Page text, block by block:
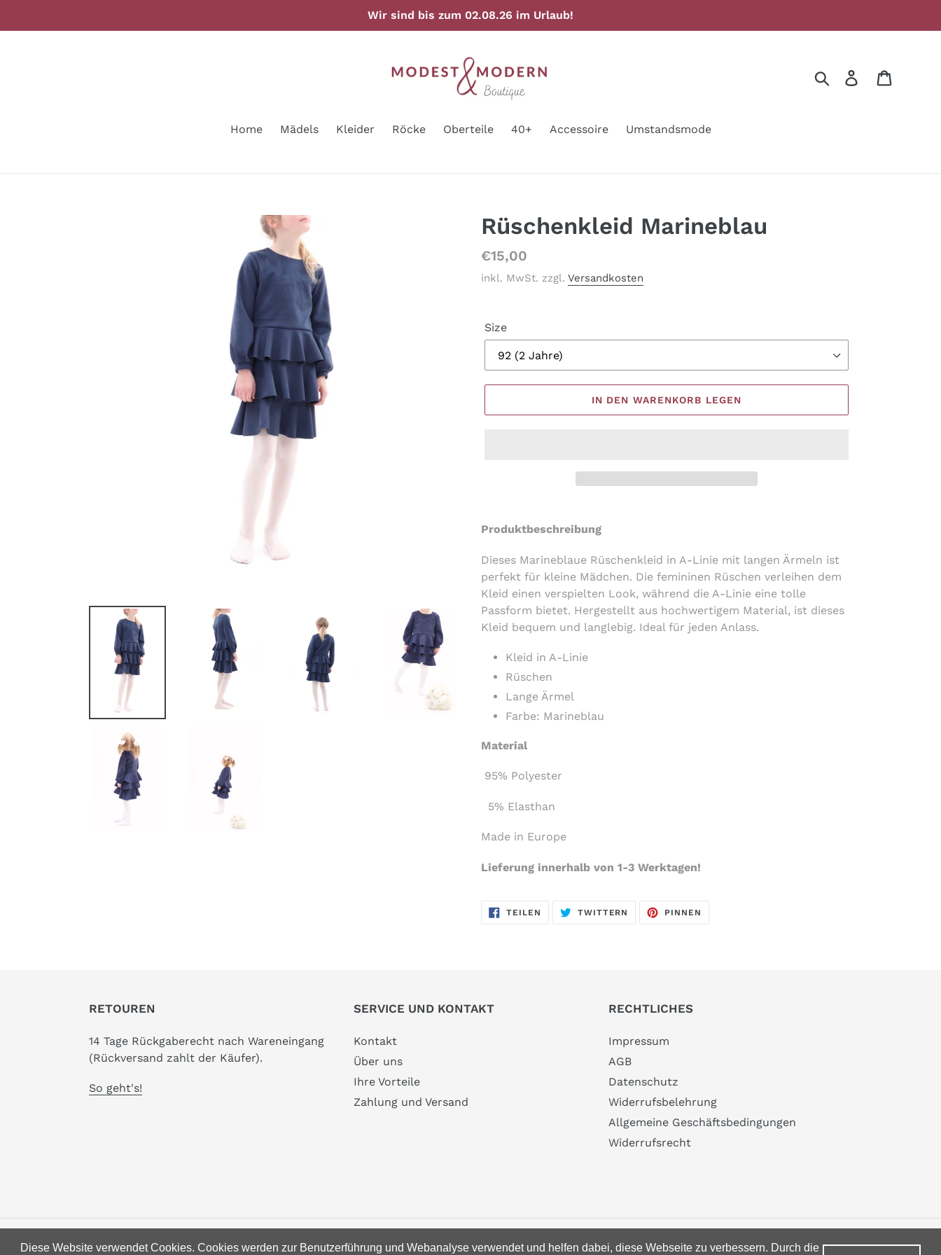
Diese Website verwendet Cookies. Cookies werden zur Benutzerführung und Webanalyse verwendet und helfen dabei, diese Webseite zu verbessern. Durch die
Wir sind bis zum 02.08.26 im Urlaub!
SuchenEinloggen
Home Mädels Kleider Röcke Oberteile 40+ Accessoire Umstandsmode
Rüschenkleid Marineblau
Normaler
Preis
€15,00
inkl. MwSt. zzgl. Versandkosten
Size
IN DEN WARENKORB LEGEN
wird
Warenkorb
hinzugefügt
Produktbeschreibung
Dieses Marineblaue Rüschenkleid in A-Linie mit langen Ärmeln ist
perfekt für kleine Mädchen. Die femininen Rüschen verleihen dem
Kleid einen verspielten Look, während die A-Linie eine tolle
Passform bietet. Hergestellt aus hochwertigem Material, ist dieses
Kleid bequem und langlebig. Ideal für jeden Anlass.
Kleid in A-Linie
Rüschen
Lange Ärmel
Farbe: Marineblau
Material
95% Polyester
5% Elasthan
Made in Europe
Lieferung innerhalb von 1-3 Werktagen!
TEILEN
FACEBOOK
TWITTERN
TWITTER
PINNEN
RETOUREN
14 Tage Rückgaberecht nach Wareneingang
(Rückversand zahlt der Käufer).
So geht's!
SERVICE UND KONTAKT
Kontakt
Über uns
Ihre Vorteile
Zahlung und Versand
RECHTLICHES
Impressum
AGB
Datenschutz
Widerrufsbelehrung
Allgemeine Geschäftsbedingungen
Widerrufsrecht
Modest and Modern Boutique